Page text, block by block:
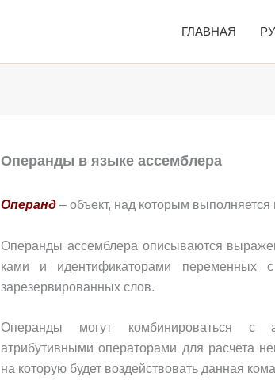
ГЛАВНАЯ
Операнды в языке ассемблера
Операнд – объект, над которым
Операнды ассембле­ра описываются
ками и идентификаторами переменных
зарезервированных слов.
Операнды могут комбинироваться с
атрибутивными операторами для расчета
на которую будет воздействовать данная